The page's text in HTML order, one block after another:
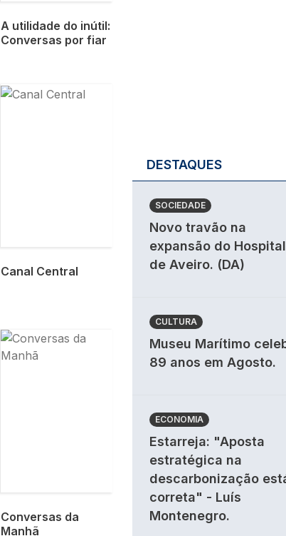
A utilidade do inútil:
Conversas por fiar
Imagem
Canal Central
Imagem
Conversas da
Manhã
DESTAQUES
SOCIEDADE
Novo travão na
expansão do Hospital
de Aveiro. (DA)
CULTURA
Museu Marítimo
89 anos em Agosto.
ECONOMIA
Estarreja: "Aposta
estratégica na
descarbonização
correta" - Luís
Montenegro.